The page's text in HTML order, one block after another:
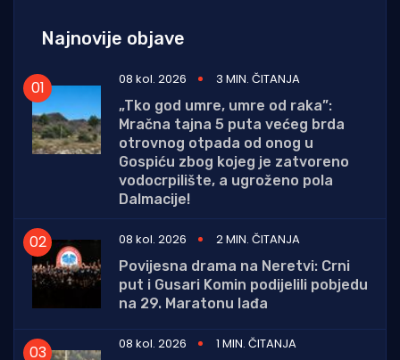
Najnovije objave
08 kol. 2026
3 MIN. ČITANJA
„Tko god umre, umre od raka”:
Mračna tajna 5 puta većeg brda
otrovnog otpada od onog u
Gospiću zbog kojeg je zatvoreno
vodocrpilište, a ugroženo pola
Dalmacije!
08 kol. 2026
2 MIN. ČITANJA
Povijesna drama na Neretvi: Crni
put i Gusari Komin podijelili pobjedu
na 29. Maratonu lađa
08 kol. 2026
1 MIN. ČITANJA